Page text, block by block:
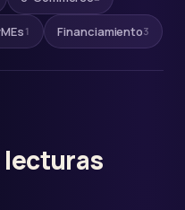
1 Financiamiento3